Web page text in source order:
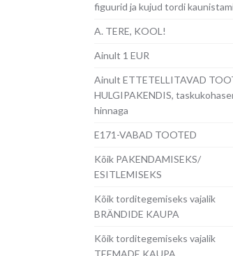
figuurid ja kujud tordi
A. TERE, KOOL!
Ainult 1 EUR
Ainult ETTETELLITAVAD
HULGIPAKENDIS,
hinnaga
E171-VABAD TOOTED
Kõik PAKENDAMISEKS/
ESITLEMISEKS
Kõik torditegemiseks vajalik
BRÄNDIDE KAUPA
Kõik torditegemiseks vajalik